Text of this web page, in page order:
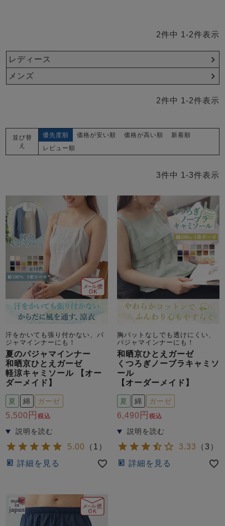
売れ筋ランキング
- Item Ranking -
新着商品
- New Arrival -
すべての季節のパジャマ一覧はこちら
ガールズ長袖 ガールズ半袖 ワンピース
ガールズ前開
ボーイズ半袖
ボーイズ前開
ボーイズかぶ
り
ガールズ 上着
単品
ガールズズボ
ン単品
ボーイズ上着
単品
ボーイズ
ズボ
ン単品
売れ筋ランキング
- Item Ranking -
新着商品
- New Arrival -
すべてのデザインのパジャマ一覧はこちら
2件中 1 -2件表示
レディース
メンズ
2件中 1 -2件表示
並び替
え
優先度順 価格が安い順 価格が高い順
新着順
レビュー順
3件中 1 -3件表示
汗をかいても張り付かない、パ
ジャマインナーにも！
夏のパジャマインナー
和晒京ひとえガーゼ
軽涼キャミソール 【オー
ダーメイド】
夏 綿 ガーゼ
5,500 税込
5.00 （ 1 ）
詳細を見る
胸パットなしでも透けにくい、
パジャマインナーにも！
和晒京ひとえガーゼ
くつろぎノーブラキャミソ
ール
【オーダーメイド】
夏 綿 ガーゼ
6,490 税込
3.33 （3 ）
詳細を見る